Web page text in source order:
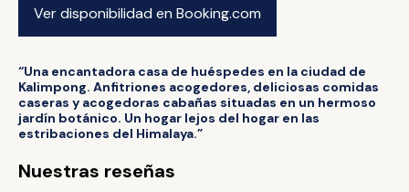
Ver disponibilidad en Booking.com
“Una encantadora casa de huéspedes en la ciudad de
Kalimpong. Anfitriones acogedores, deliciosas comidas
caseras y acogedoras cabañas situadas en un hermoso
jardín botánico. Un hogar lejos del hogar en las
estribaciones del Himalaya.”
Nuestras reseñas